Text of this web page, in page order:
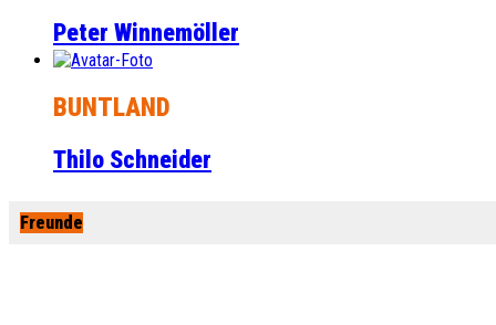
Peter Winnemöller
BUNTLAND
Thilo Schneider
Freunde